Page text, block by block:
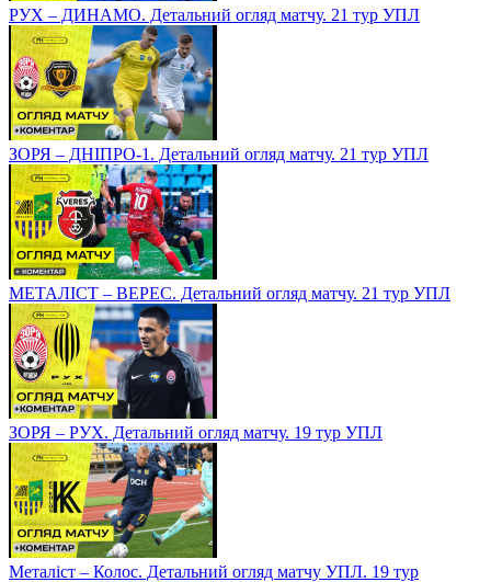
РУХ – ДИНАМО. Детальний огляд матчу. 21 тур УПЛ
ЗОРЯ – ДНІПРО-1. Детальний огляд матчу. 21 тур УПЛ
МЕТАЛІСТ – ВЕРЕС. Детальний огляд матчу. 21 тур УПЛ
ЗОРЯ – РУХ. Детальний огляд матчу. 19 тур УПЛ
Металіст – Колос. Детальний огляд матчу УПЛ. 19 тур